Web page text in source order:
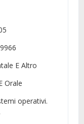
E Altro
Orale
operativi.